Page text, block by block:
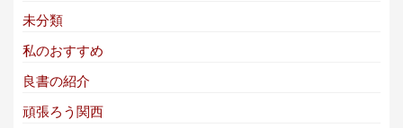
未分類
私のおすすめ
良書の紹介
頑張ろう関西